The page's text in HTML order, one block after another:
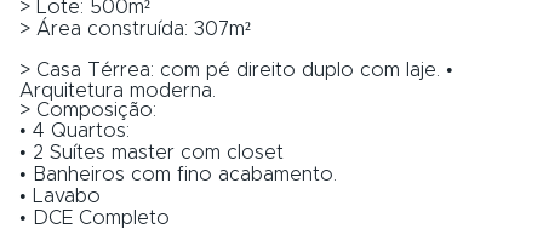
> Lote: 500m²
> Área construída: 307m²
> Casa Térrea: com pé direito duplo com laje. •
Arquitetura moderna.
> Composição:
• 4 Quartos:
• 2 Suítes master com closet
• Banheiros com fino acabamento.
• Lavabo
• DCE Completo